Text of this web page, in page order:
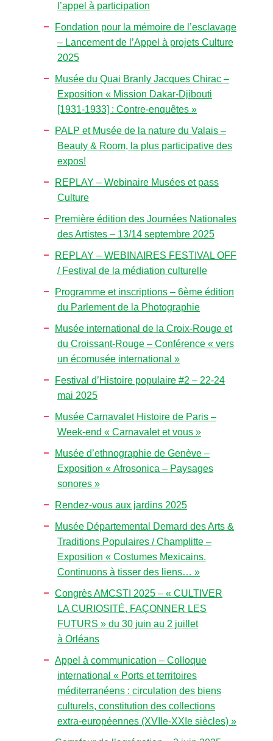
l’appel à participation
Fondation pour la mémoire de l’esclavage
– Lancement de l’Appel à projets Culture
2025
Musée du Quai Branly Jacques Chirac –
Exposition « Mission Dakar-Djibouti
[1931-1933] : Contre-enquêtes »
PALP et Musée de la nature du Valais –
Beauty & Room, la plus participative des
expos!
REPLAY – Webinaire Musées et pass
Culture
Première édition des Journées Nationales
des Artistes – 13/14 septembre 2025
REPLAY – WEBINAIRES FESTIVAL OFF
/ Festival de la médiation culturelle
Programme et inscriptions – 6ème édition
du Parlement de la Photographie
Musée international de la Croix-Rouge et
du Croissant-Rouge – Conférence « vers
un écomusée international »
Festival d’Histoire populaire #2 – 22-24
mai 2025
Musée Carnavalet Histoire de Paris –
Week-end « Carnavalet et vous »
Musée d’ethnographie de Genève –
Exposition « Afrosonica – Paysages
sonores »
Rendez-vous aux jardins 2025
Musée Départemental Demard des Arts &
Traditions Populaires / Champlitte –
Exposition « Costumes Mexicains.
Continuons à tisser des liens… »
Congrès AMCSTI 2025 – « CULTIVER
LA CURIOSITÉ, FAÇONNER LES
FUTURS » du 30 juin au 2 juillet
à Orléans
Appel à communication – Colloque
international « Ports et territoires
méditerranéens : circulation des biens
culturels, constitution des collections
extra-européennes (XVIIe-XXIe siècles) »